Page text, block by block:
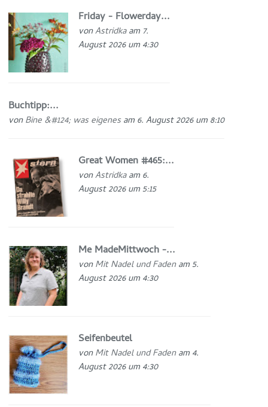
Friday - Flowerday...
vonAstridkaam 7.
August 2026 um 4:30
Buchtipp:...
vonBine &#124; was eigenesam 6. August 2026 um 8:10
Great Women #465:...
vonAstridkaam 6.
August 2026 um 5:15
Me MadeMittwoch -...
vonMit Nadel und Fadenam 5.
August 2026 um 4:30
Seifenbeutel
vonMit Nadel und Fadenam 4.
August 2026 um 4:30